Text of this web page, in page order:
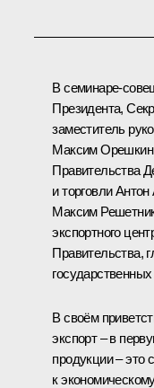
В семинаре-
Президента,
заместитель
Максим Орешкин
Правительства
и торговлиАнтон
Максим
экспортного
Правительства,
В своём
экспорт – в
продукции – это
к